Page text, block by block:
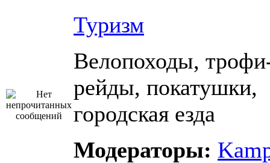
Туризм
Велопоходы,
рейды, покатушки,
городская езда
Модераторы: